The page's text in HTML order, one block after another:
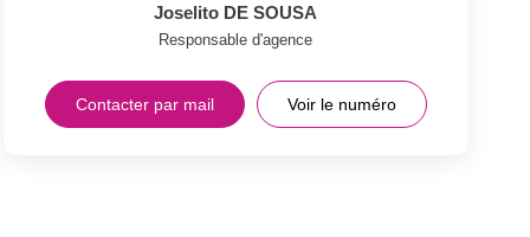
Joselito DE SOUSA
Responsable d'agence
Contacter par mail Voir le numéro